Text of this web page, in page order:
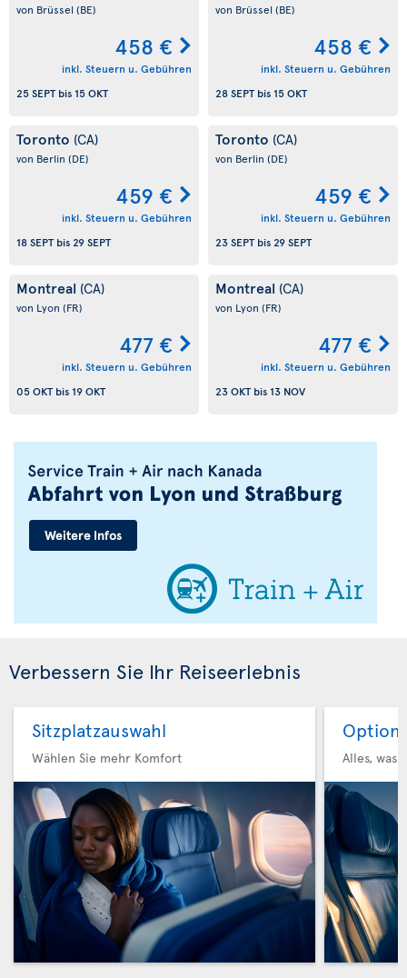
von Brüssel (BE)
458 €
inkl. Steuern u. Gebühren
25 SEPTbis 15 OKT
von Brüssel (BE)
458 €
inkl. Steuern u. Gebühren
28 SEPTbis 15 OKT
Toronto (CA)
von Berlin (DE)
459 €
inkl. Steuern u. Gebühren
18 SEPTbis29 SEPT
Toronto (CA)
von Berlin (DE)
459 €
inkl. Steuern u. Gebühren
23 SEPTbis29 SEPT
Montreal (CA)
von Lyon (FR)
477 €
inkl. Steuern u. Gebühren
05 OKTbis 19 OKT
Montreal (CA)
von Lyon (FR)
477 €
inkl. Steuern u. Gebühren
23 OKTbis 13 NOV
Verbessern Sie Ihr Reiseerlebnis
Sitzplatzauswahl
Wählen Sie mehr Komfort
Option
Alles, was